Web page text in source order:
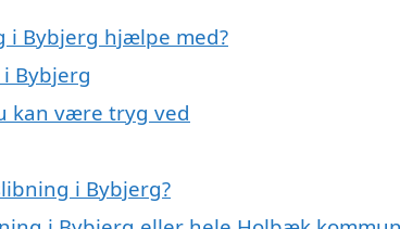
i Bybjerg hjælpe med?
Bybjerg
kan være tryg ved
i Bybjerg?